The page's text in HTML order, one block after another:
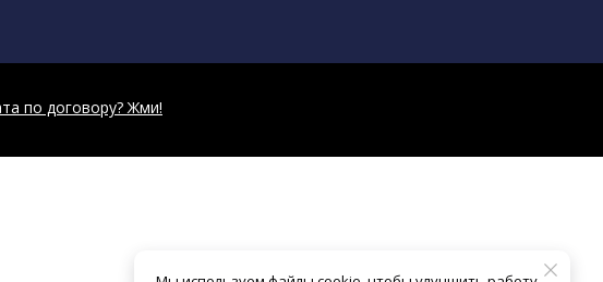
по договору? Жми!